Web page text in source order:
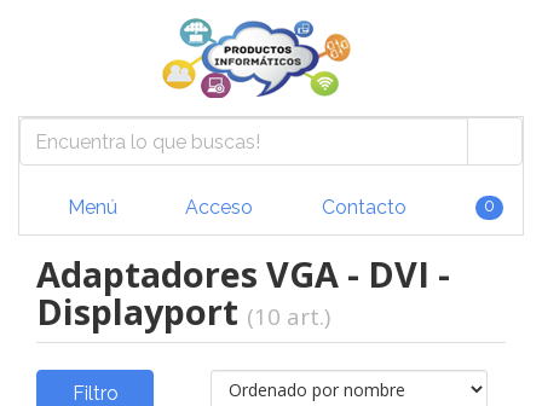
Menú Acceso Contacto 0
Adaptadores VGA - DVI -
Displayport (10 art.)
Filtro